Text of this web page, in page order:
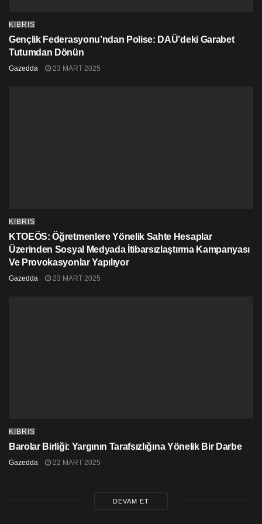
KIBRIS
Gençlik Federasyonu’ndan Polise: DAÜ’deki Garabet
Tutumdan Dönün
Gazedda 23 MART 2025
KIBRIS
KTOEÖS: Öğretmenlere Yönelik Sahte Hesaplar
Üzerinden Sosyal Medyada İtibarsızlaştırma Kampanyası
Ve Provokasyonlar Yapılıyor
Gazedda 23 MART 2025
KIBRIS
Barolar Birliği: Yargının Tarafsızlığına Yönelik Bir Darbe
Gazedda 22 MART 2025
DEVAM ET